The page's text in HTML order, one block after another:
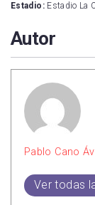
Estadio:Estadio La
Autor
Pablo Cano
Ver todas